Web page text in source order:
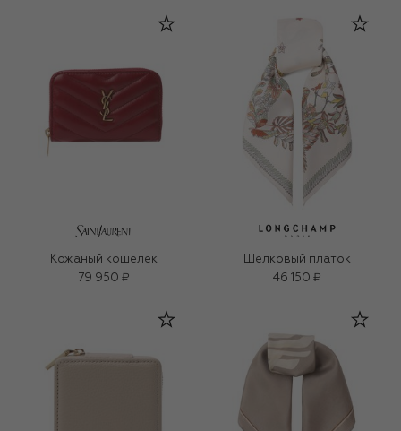
Кожаный кошелек
79 950 ₽
Шелковый платок
46 150 ₽